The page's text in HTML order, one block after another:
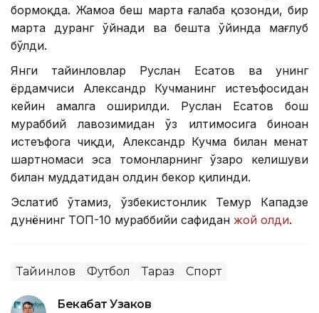
бормоқда. Жамоа беш марта ғалаба қозонди, бир
марта дуранг ўйнади ва бешта ўйинда мағлуб
бўлди.
Янги тайинловлар Руслан Есатов ва унинг
ёрдамчиси Александр Кучманинг истеъфосидан
кейин амалга оширилди. Руслан Есатов бош
мураббий лавозимидан ўз илтимосига биноан
истеъфога чиқди, Александр Кучма билан меҳнат
шартномаси эса томонларнинг ўзаро келишуви
билан муддатидан олдин бекор қилинди.
Эслатиб ўтамиз, ўзбекистонлик Темур Кападзе
дунёнинг ТОП-10 мураббийи сафидан жой олди.
Тайинлов Футбол Тараз Спорт
Бекабат Узаков